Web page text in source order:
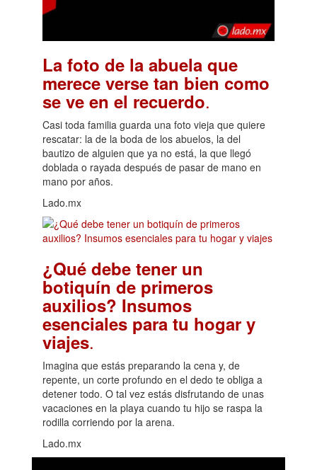
La foto de la abuela que
merece verse tan bien como
se ve en el recuerdo.
Casi toda familia guarda una foto vieja que quiere
rescatar: la de la boda de los abuelos, la del
bautizo de alguien que ya no está, la que llegó
doblada o rayada después de pasar de mano en
mano por años.
Lado.mx
¿Qué debe tener un
botiquín de primeros
auxilios? Insumos
esenciales para tu hogar y
viajes.
Imagina que estás preparando la cena y, de
repente, un corte profundo en el dedo te obliga a
detener todo. O tal vez estás disfrutando de unas
vacaciones en la playa cuando tu hijo se raspa la
rodilla corriendo por la arena.
Lado.mx